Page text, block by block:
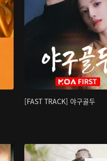
[FAST TRACK] 야구골두